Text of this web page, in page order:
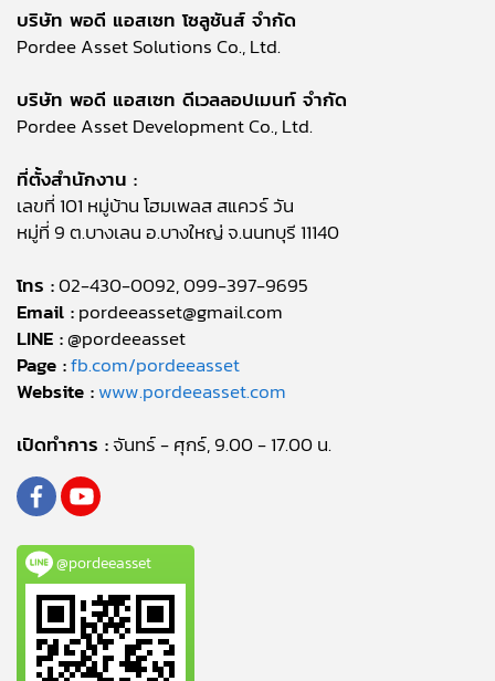
บริษัท พอดี แอสเซท โซลูชันส์ จำกัด
Pordee Asset Solutions Co., Ltd.
บริษัท พอดี แอสเซท ดีเวลลอปเมนท์ จำกัด
Pordee Asset Development Co., Ltd.
ที่ตั้งสำนักงาน :
เลขที่ 101 หมู่บ้าน โฮมเพลส สแควร์ วัน
หมู่ที่ 9 ต.บางเลน อ.บางใหญ่ จ.นนทบุรี 11140
โทร :02-430-0092, 099-397-9695
Email :pordeeasset@gmail.com
LINE :@pordeeasset
Page :fb.com/pordeeasset
Website :www.pordeeasset.com
เปิดทำการ :จันทร์ - ศุกร์, 9.00 - 17.00 น.
@pordeeasset